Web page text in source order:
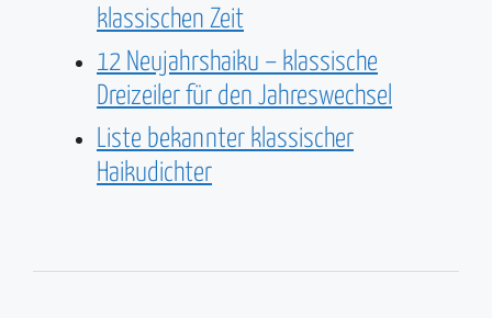
klassischen Zeit
12 Neujahrshaiku – klassische
Dreizeiler für den Jahreswechsel
Liste bekannter klassischer
Haikudichter